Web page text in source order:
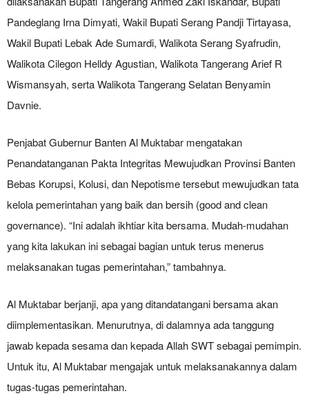
Pandeglang Irna Dimyati, Wakil Bupati Serang Pandji Tirtayasa,
Wakil Bupati Lebak Ade Sumardi, Walikota Serang Syafrudin,
Walikota Cilegon Helldy Agustian, Walikota Tangerang Arief R
Wismansyah, serta Walikota Tangerang Selatan Benyamin
Davnie.
Penjabat Gubernur Banten Al Muktabar mengatakan
Penandatanganan Pakta Integritas Mewujudkan Provinsi Banten
Bebas Korupsi, Kolusi, dan Nepotisme tersebut mewujudkan tata
kelola pemerintahan yang baik dan bersih (good and clean
governance). “Ini adalah ikhtiar kita bersama. Mudah-mudahan
yang kita lakukan ini sebagai bagian untuk terus menerus
melaksanakan tugas pemerintahan,” tambahnya.
Al Muktabar berjanji, apa yang ditandatangani bersama akan
diimplementasikan. Menurutnya, di dalamnya ada tanggung
jawab kepada sesama dan kepada Allah SWT sebagai pemimpin.
Untuk itu, Al Muktabar mengajak untuk melaksanakannya dalam
tugas-tugas pemerintahan.